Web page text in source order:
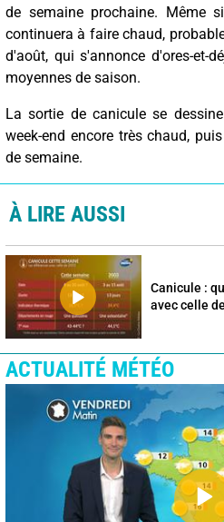
de semaine prochaine. Même
continuera à faire chaud,
d'août, qui s'annonce d'ores-et-
moyennes de saison.
La sortie de canicule se
week-end encore très chaud,
de semaine.
À LIRE AUSSI
Canicule :
avec celle
ACTUALITÉ MÉTÉO